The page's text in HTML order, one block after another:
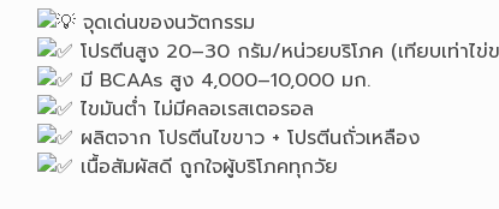
จุดเด่นของนวัตกรรม
โปรตีนสูง 20–30 กรัม/หน่วยบริโภค (เทียบเท่าไ
มี BCAAs สูง 4,000–10,000 มก.
ไขมันต่ำ ไม่มีคลอเรสเตอรอล
ผลิตจาก โปรตีนไขขาว + โปรตีนถั่วเหลือง
เนื้อสัมผัสดี ถูกใจผู้บริโภคทุกวัย